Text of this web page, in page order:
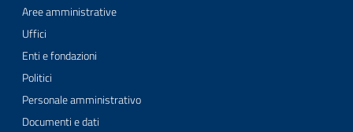
Aree amministrative
Uffici
Enti e fondazioni
Politici
Personale amministrativo
Documenti e dati